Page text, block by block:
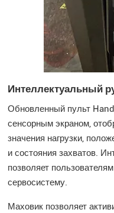
Интеллектуальный
Обновленный пульт
сенсорным экраном,
значения нагрузки,
и состояния захватов.
позволяет
сервосистему.
Маховик позволяет